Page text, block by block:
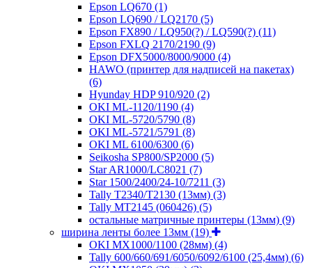
Epson LQ670 (1)
Epson LQ690 / LQ2170 (5)
Epson FX890 / LQ950(?) / LQ590(?) (11)
Epson FXLQ 2170/2190 (9)
Epson DFX5000/8000/9000 (4)
HAWO (принтер для надписей на пакетах)
(6)
Hyunday HDP 910/920 (2)
OKI ML-1120/1190 (4)
OKI ML-5720/5790 (8)
OKI ML-5721/5791 (8)
OKI ML 6100/6300 (6)
Seikosha SP800/SP2000 (5)
Star AR1000/LC8021 (7)
Star 1500/2400/24-10/7211 (3)
Tally T2340/T2130 (13мм) (3)
Tally MT2145 (060426) (5)
остальные матричные принтеры (13мм) (9)
ширина ленты более 13мм (19)
OKI MX1000/1100 (28мм) (4)
Tally 600/660/691/6050/6092/6100 (25,4мм) (6)